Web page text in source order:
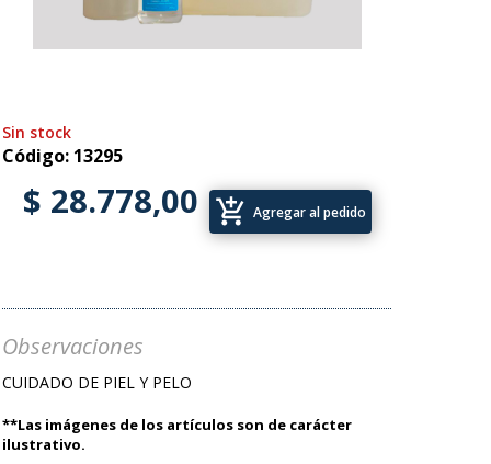
Sin stock
Código: 13295
$ 28.778,00 add_shopping_cart Agregar al pedido
Observaciones
CUIDADO DE PIEL Y PELO
**Las imágenes de los artículos son de carácter
ilustrativo.